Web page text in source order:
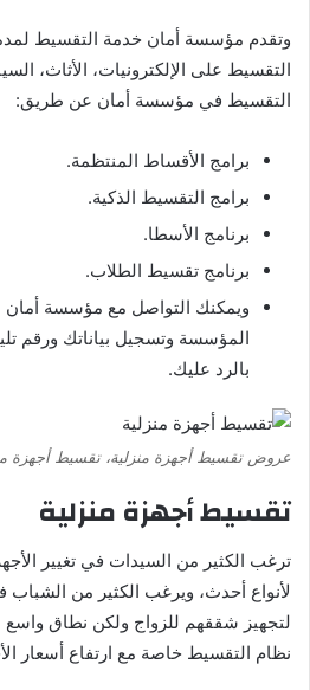
التقسيط على الإلكترونيات، الأثاث،
التقسيط في مؤسسة أمان عن طريق:
برامج الأقساط المنتظمة.
برامج التقسيط الذكية.
برنامج الأسطا.
برنامج تقسيط الطلاب.
ويمكنك التواصل مع مؤسسة أمان
المؤسسة وتسجيل بياناتك ورقم
بالرد عليك.
عروض تقسيط أجهزة منزلية، تقسيط أجهزة
تقسيط أجهزة منزلية
ترغب الكثير من السيدات في تغيير
لأنواع أحدث، ويرغب الكثير من الشباب
لتجهيز شققهم للزواج ولكن نطاق
نظام التقسيط خاصة مع ارتفاع أسعار